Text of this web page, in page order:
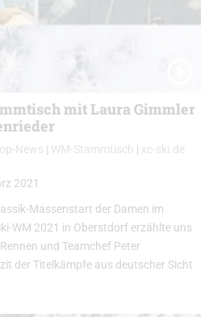
mit Laura Gimmler
News | WM-Stammtisch | xc-ski.de
2021
Massenstart der Damen im
WM 2021 in Oberstdorf erzählte uns
und Teamchef Peter
der Titelkämpfe aus deutscher Sicht